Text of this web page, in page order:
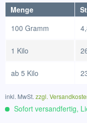
Menge
100 Gramm
1 Kilo
ab 5 Kilo
inkl. MwSt. zzgl.
Sofort versandfertig,